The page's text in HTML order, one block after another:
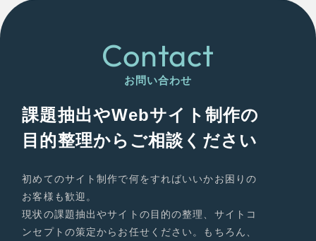
Contact
お問い合わせ
課題抽出やWebサイト制作の
目的整理からご相談ください
初めてのサイト制作で何をすればいいかお困りの
お客様も歓迎。
現状の課題抽出やサイトの目的の整理、サイトコ
ンセプトの策定からお任せください。もちろん、